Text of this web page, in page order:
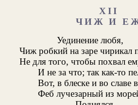
XII
ЧИЖ И
Уединение любя,
Чиж робкий на заре чирикал
Не для того, чтобы похвал
И не за что; так как-то
Вот, в блеске и во славе
Феб лучезарный из